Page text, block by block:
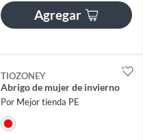
Agregar
TIOZONEY
Abrigo de mujer de invierno
Por Mejor tienda PE